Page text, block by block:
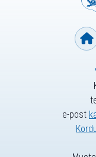
e-post